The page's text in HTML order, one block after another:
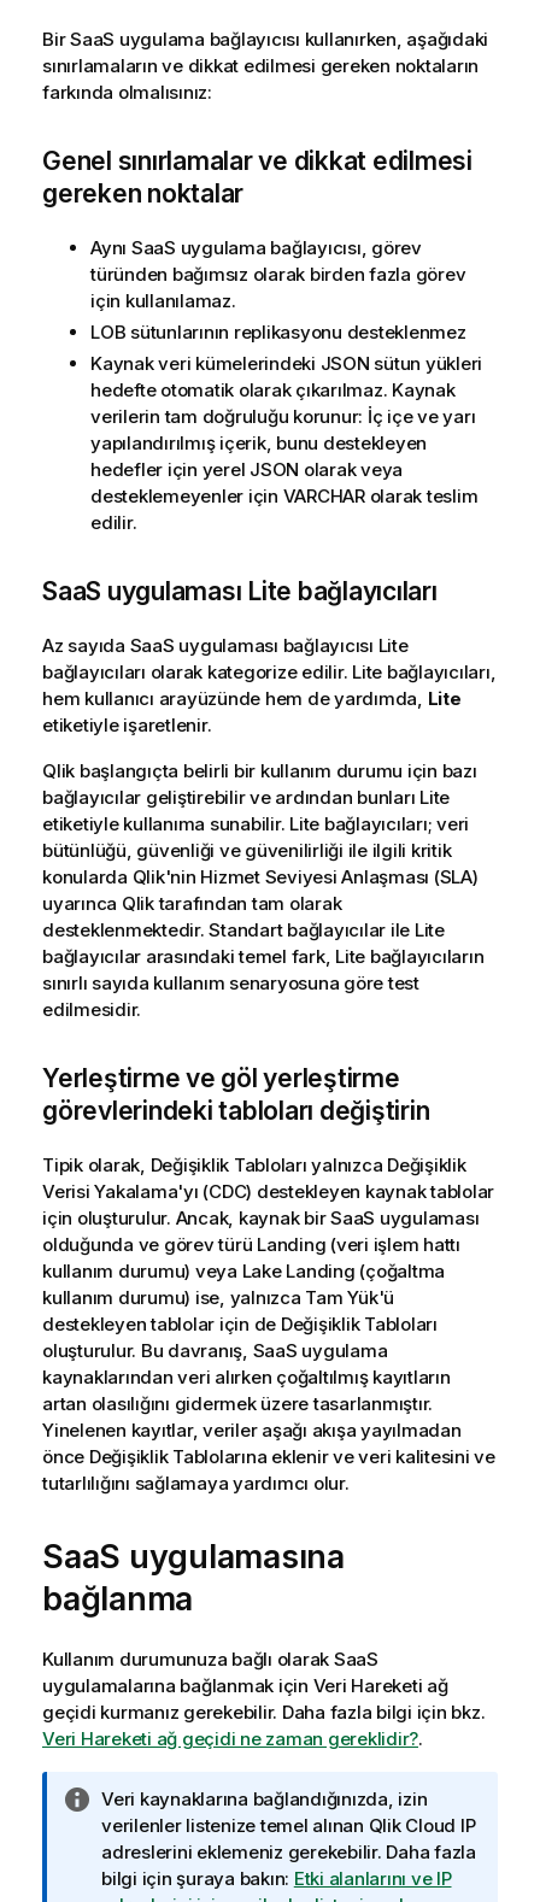
Bir SaaS uygulama bağlayıcısı kullanırken, aşağıdaki
sınırlamaların ve dikkat edilmesi gereken noktaların
farkında olmalısınız:
Genel sınırlamalar ve dikkat edilmesi
gereken noktalar
Aynı SaaS uygulama bağlayıcısı, görev
türünden bağımsız olarak birden fazla görev
için kullanılamaz.
LOB sütunlarının replikasyonu desteklenmez
Kaynak veri kümelerindeki JSON sütun yükleri
hedefte otomatik olarak çıkarılmaz. Kaynak
verilerin tam doğruluğu korunur: İç içe ve yarı
yapılandırılmış içerik, bunu destekleyen
hedefler için yerel JSON olarak veya
desteklemeyenler için VARCHAR olarak teslim
edilir.
SaaS uygulaması Lite bağlayıcıları
Az sayıda SaaS uygulaması bağlayıcısı Lite
bağlayıcıları olarak kategorize edilir. Lite bağlayıcıları,
hem kullanıcı arayüzünde hem de yardımda, Lite
etiketiyle işaretlenir.
Qlik başlangıçta belirli bir kullanım durumu için bazı
bağlayıcılar geliştirebilir ve ardından bunları Lite
etiketiyle kullanıma sunabilir. Lite bağlayıcıları; veri
bütünlüğü, güvenliği ve güvenilirliği ile ilgili kritik
konularda Qlik'nin Hizmet Seviyesi Anlaşması (SLA)
uyarınca Qliktarafından tam olarak
desteklenmektedir. Standart bağlayıcılar ile Lite
bağlayıcılar arasındaki temel fark, Lite bağlayıcıların
sınırlı sayıda kullanım senaryosuna göre test
edilmesidir.
Yerleştirme ve göl yerleştirme
görevlerindeki tabloları değiştirin
Tipik olarak, Değişiklik Tabloları yalnızca Değişiklik
Verisi Yakalama'yı (CDC) destekleyen kaynak tablolar
için oluşturulur. Ancak, kaynak bir SaaS uygulaması
olduğunda ve görev türü Landing (veri işlem hattı
kullanım durumu) veya Lake Landing (çoğaltma
kullanım durumu) ise, yalnızca Tam Yük'ü
destekleyen tablolar için de Değişiklik Tabloları
oluşturulur. Bu davranış, SaaS uygulama
kaynaklarından veri alırken çoğaltılmış kayıtların
artan olasılığını gidermek üzere tasarlanmıştır.
Yinelenen kayıtlar, veriler aşağı akışa yayılmadan
önce Değişiklik Tablolarına eklenir ve veri kalitesini ve
tutarlılığını sağlamaya yardımcı olur.
SaaS uygulamasına
bağlanma
Kullanım durumunuza bağlı olarak SaaS
uygulamalarına bağlanmak için Veri Hareketi ağ
geçidi kurmanız gerekebilir. Daha fazla bilgi için bkz.
Veri Hareketi ağ geçidi ne zaman gereklidir?.
B
i
l
g
Veri kaynaklarına bağlandığınızda, izin
verilenler listenize temel alınan Qlik Cloud IP
adreslerini eklemeniz gerekebilir. Daha fazla
bilgi için şuraya bakın: Etki alanlarını ve IP